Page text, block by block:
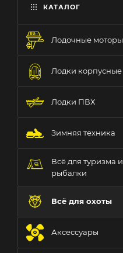
КАТАЛОГ
Лодочные моторы
Лодки корпусные
Лодки ПВХ
Зимняя техника
Всё для туризма и
рыбалки
Всё для охоты
Аксессуары